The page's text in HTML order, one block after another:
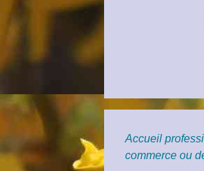
Accueil
commerce ou